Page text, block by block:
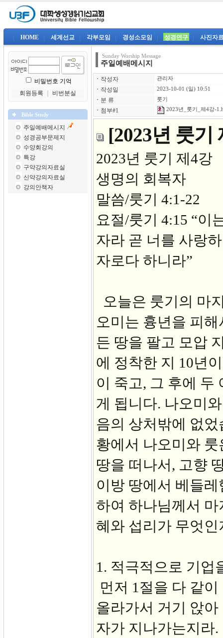
HOME 세계선교 각부모임 경성소모임 성경연구 사진자
비밀번호 기억
회원등록
비번분실
Bible Study
주일예배메시지
성경공부문제지
수양회강의
특강
구약강의자료실
신약강의자료실
강의안책자
Sunday Worship Message
주일예배메시지
ㆍ 작성자 관리자
ㆍ 작성일 2023-10-01 (일) 10:51
ㆍ 분 류 룻기
ㆍ 첨부#1 2023년_룻기_제4강-
[2023년 룻기
2023년
생명의 회복자
말씀/룻기 4:1-22
요절/룻기 4:15 “이
자라 곧 너를 사랑
자로다 하니라”
오늘은 룻기의 마
오미는 흉년을 피
든 땅을 팔고 모압
에 정착한 지 10년
이 죽고, 그 후에 두
게 됩니다. 나오미
음의 상처밖에 없
황에서 나오미와
땅을 떠나서, 고향
이방 땅에서 베들
하여 하나님께서
혜와 섭리가 무엇
1. 적극적으로 기업
먼저 1절을 다 같
올라가서 거기 앉
자가 지나가는지라